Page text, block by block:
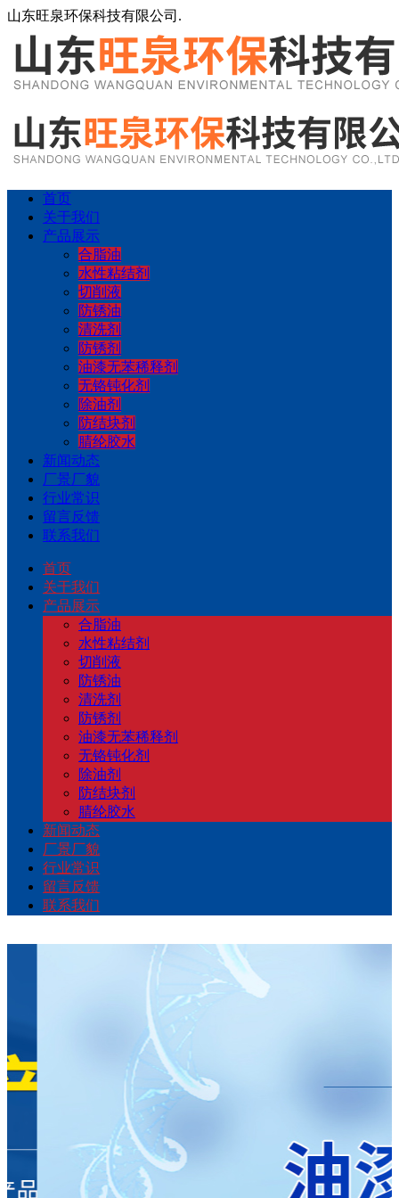
山东旺泉环保科技有限公司.
首页
关于我们
产品展示
合脂油
水性粘结剂
切削液
防锈油
清洗剂
防锈剂
油漆无苯稀释剂
无铬钝化剂
除油剂
防结块剂
腈纶胶水
新闻动态
厂景厂貌
行业常识
留言反馈
联系我们
首页
关于我们
产品展示
合脂油
水性粘结剂
切削液
防锈油
清洗剂
防锈剂
油漆无苯稀释剂
无铬钝化剂
除油剂
防结块剂
腈纶胶水
新闻动态
厂景厂貌
行业常识
留言反馈
联系我们